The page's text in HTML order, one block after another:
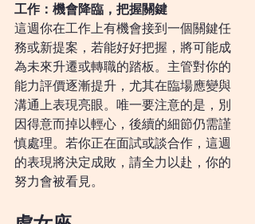
工作：機會降臨，把握關鍵
這週你在工作上有機會接到一個關鍵任
務或新提案，若能好好把握，將可能成
為未來升遷或轉職的踏板。主管對你的
能力評價逐漸提升，尤其在臨場應變與
溝通上表現亮眼。唯一要注意的是，別
因得意而掉以輕心，後續的細節仍需謹
慎處理。若你正在面試或談合作，這週
的表現將決定成敗，請全力以赴，你的
努力會被看見。